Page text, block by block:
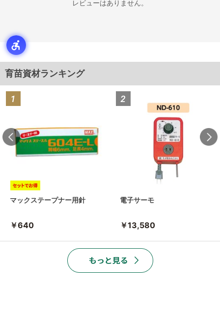
レビューはありません。
育苗資材ランキング
マックステープナー用針
￥640
電子サーモ
￥13,580